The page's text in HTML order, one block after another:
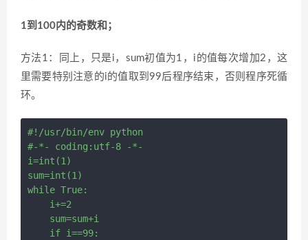
1到100内的奇数和；
方法1：同上，只是i，sum初值为1，i的值每次增加2，这
里需要特别注意的i的值取到99后程序结束，否则程序死循
环。
#!/usr/bin/env python
#-*- coding:utf-8 -*-
i=int(1)
sum=int(1)
while True:
    i+=2
    sum=sum+i
    if i==99: